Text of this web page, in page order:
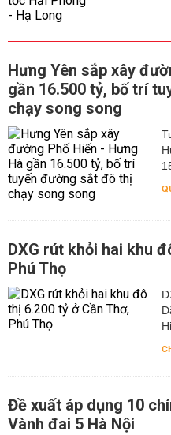
Hưng Yên sắp xây
gần 16.500 tỷ, bố trí
chạy song song
DXG rút khỏi hai khu
Phú Thọ
Đề xuất áp dụng 10
Vành đai 5 Hà Nội